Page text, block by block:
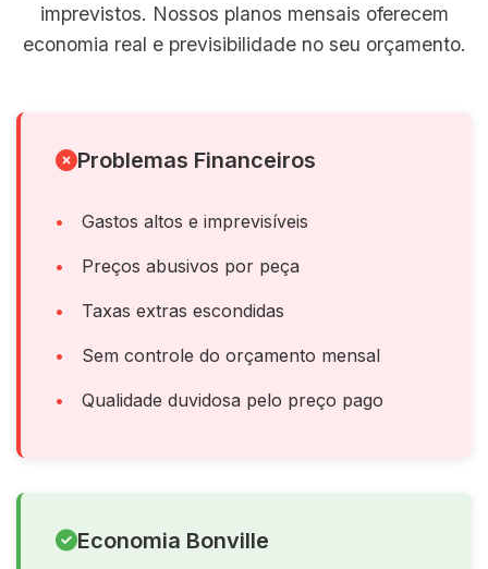
imprevistos. Nossos planos mensais oferecem
economia real e previsibilidade no seu orçamento.
Problemas Financeiros
Gastos altos e imprevisíveis
Preços abusivos por peça
Taxas extras escondidas
Sem controle do orçamento mensal
Qualidade duvidosa pelo preço pago
Economia Bonville